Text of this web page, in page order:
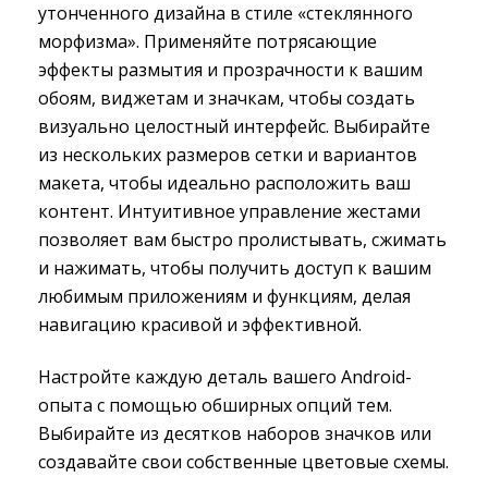
утонченного дизайна в стиле «стеклянного
морфизма». Применяйте потрясающие
эффекты размытия и прозрачности к вашим
обоям, виджетам и значкам, чтобы создать
визуально целостный интерфейс. Выбирайте
из нескольких размеров сетки и вариантов
макета, чтобы идеально расположить ваш
контент. Интуитивное управление жестами
позволяет вам быстро пролистывать, сжимать
и нажимать, чтобы получить доступ к вашим
любимым приложениям и функциям, делая
навигацию красивой и эффективной.
Настройте каждую деталь вашего Android-
опыта с помощью обширных опций тем.
Выбирайте из десятков наборов значков или
создавайте свои собственные цветовые схемы.